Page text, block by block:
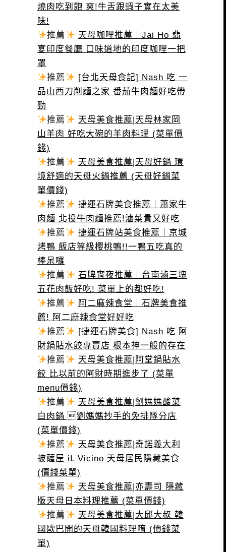
燒肉吃到飽 爽!牛舌跟蝦子實在太美
味!
推薦
天母咖哩推薦｜Jai Ho 翡
宴印度餐廳 口味道地的印度咖哩一把
罩
推薦
[台北天母食記] Nash 吃 一
品山西刀削麵之家 番茄牛肉麵好吃帶
勁
推薦
天母美食推薦|天母林家岡
山羊肉 好吃大碗的羊肉料理 (菜單價
錢)
推薦
天母美食推薦|天母好鍋 環
境舒適的天母火鍋推薦 (天母好鍋菜
單價錢)
推薦
捷運石牌美食推薦｜蕭家牛
肉麵 北投牛肉麵推薦!滷菜貴又好吃
推薦
捷運石牌站美食推薦｜京城
烤鴨 飯店等級櫻桃鴨!!一鴨五吃真的
棒呆囉
推薦
石牌宵夜推薦｜台南滷三塊
五花肉飯好吃! 菜單上的都好吃!
推薦
阿二麻辣食堂｜石牌美食推
薦! 阿二麻辣食堂好好吃
推薦
[捷運石牌美食] Nash 吃 阿
財鍋貼水餃專賣店 根本神一般的存在
推薦
天母美食推薦|阿堂鍋貼水
餃 比以前的阿財時期進步了 (菜單
menu價錢)
推薦
天母美食推薦|劉媽媽酸菜
白肉鍋 劉媽媽抄手的免排隊分店
(菜單價錢)
推薦
天母美食推薦|奇諾義大利
披薩屋 iL Vicino 天母居民隱藏美食
(價錢菜單)
推薦
天母美食推薦|亦壽司 隱藏
版天母日本料理推薦 (菜單價錢)
推薦
天母美食推薦|大邱大叔 韓
國歐巴開的天母韓國料理唷 (價錢菜
單)